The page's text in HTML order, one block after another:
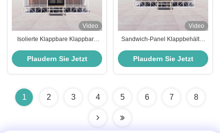
Video
Isolierte Klappbare Klappbare
Plaudern Sie Jetzt
Video
Sandwich-Panel Klappbehälter
zusammengebaut OEM
Plaudern Sie Jetzt
1 2 3 4 5 6 7 8